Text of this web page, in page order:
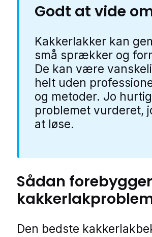
Godt at vide
Kakkerlakker kan
små sprækker og
De kan være
helt uden
og metoder. Jo
problemet vurderet,
at løse.
Sådan
Den bedste